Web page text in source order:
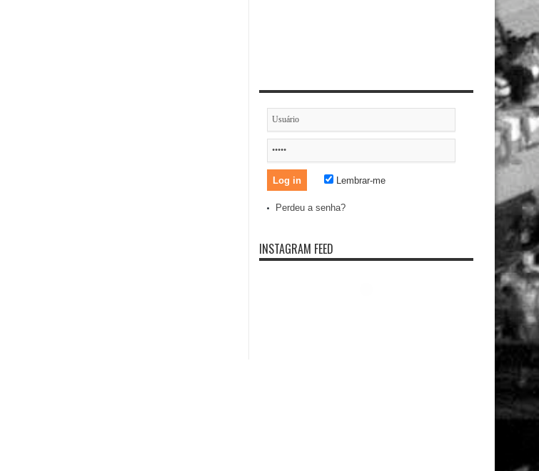
Lembrar-me
Perdeu a senha?
INSTAGRAM FEED